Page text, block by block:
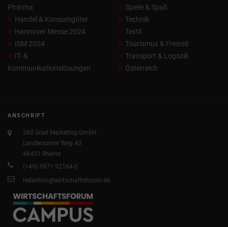
Pharma
Handel & Konsumgüter
Hannover Messe 2024
ISM 2024
IT- &
Kommunikationslösungen
Spiele & Spaß
Technik
Textil
Tourismus & Freizeit
Transport & Logistik
Österreich
ANSCHRIFT
360 Grad Marketing GmbH
Landersumer Weg 40
48431 Rheine
(+49) 5971 92164-0
redaktion@wirtschaftsforum.de